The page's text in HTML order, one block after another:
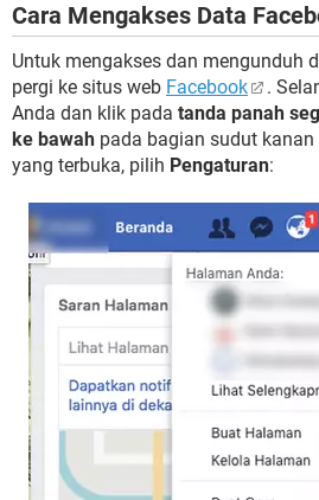
Cara Mengakses Data
Untuk mengakses dan mengunduh
pergi ke situs web Facebook
.
Anda dan klik pada tanda panah
ke bawah pada bagian sudut
yang terbuka, pilih Pengaturan: